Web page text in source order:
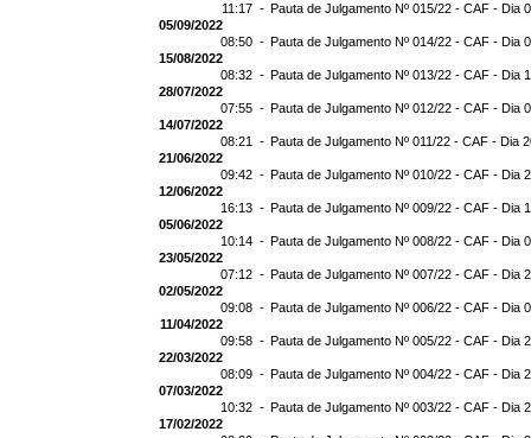
11:17 - Pauta de Julgamento Nº 015/22 - CAF - Dia
05/09/2022
08:50 - Pauta de Julgamento Nº 014/22 - CAF - Dia
15/08/2022
08:32 - Pauta de Julgamento Nº 013/22 - CAF - Dia
28/07/2022
07:55 - Pauta de Julgamento Nº 012/22 - CAF - Dia
14/07/2022
08:21 - Pauta de Julgamento Nº 011/22 - CAF - Dia
21/06/2022
09:42 - Pauta de Julgamento Nº 010/22 - CAF - Dia
12/06/2022
16:13 - Pauta de Julgamento Nº 009/22 - CAF - Dia
05/06/2022
10:14 - Pauta de Julgamento Nº 008/22 - CAF - Dia
23/05/2022
07:12 - Pauta de Julgamento Nº 007/22 - CAF - Dia
02/05/2022
09:08 - Pauta de Julgamento Nº 006/22 - CAF - Dia
11/04/2022
09:58 - Pauta de Julgamento Nº 005/22 - CAF - Dia
22/03/2022
08:09 - Pauta de Julgamento Nº 004/22 - CAF - Dia
07/03/2022
10:32 - Pauta de Julgamento Nº 003/22 - CAF - Dia
17/02/2022